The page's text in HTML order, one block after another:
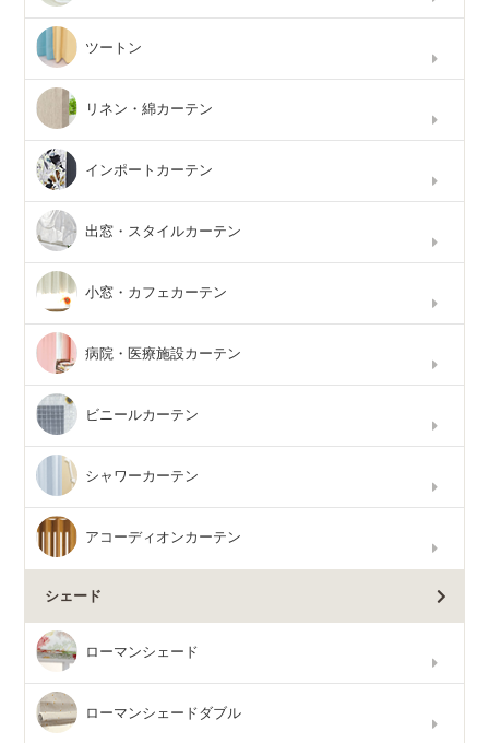
ツートン
リネン・綿カーテン
インポートカーテン
出窓・スタイルカーテン
小窓・カフェカーテン
病院・医療施設カーテン
ビニールカーテン
シャワーカーテン
アコーディオンカーテン
シェード
ローマンシェード
ローマンシェードダブル